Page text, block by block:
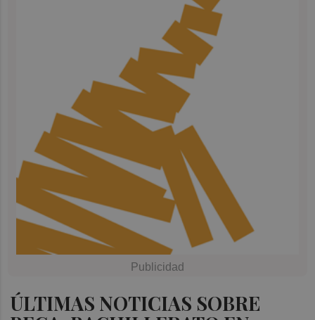
ÚLTIMAS NOTICIAS SOBRE